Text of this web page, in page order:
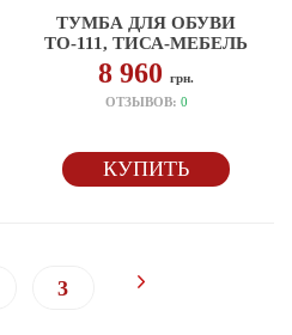
ТУМБА ДЛЯ ОБУВИ
ТО-111, ТИСА-МЕБЕЛЬ
8 960грн.
ОТЗЫВОВ: 0
КУПИТЬ
3